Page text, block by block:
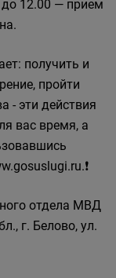
до 12.00 — прием
получить и
пройти
- эти действия
вас время, а
отдела МВД
г. Белово, ул.